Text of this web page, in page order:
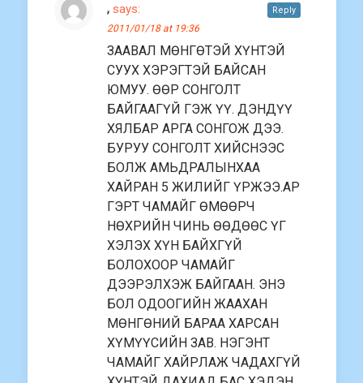
, says:
2011/01/18 at 19:36
ЗААВАЛ МӨНГӨТЭЙ ХҮНТЭЙ
СУУХ ХЭРЭГТЭЙ БАЙСАН
ЮМУУ. ӨӨР СОНГОЛТ
БАЙГААГҮЙ ГЭЖ ҮҮ. ДЭНДҮҮ
ХЯЛБАР АРГА СОНГОЖ ДЭЭ.
БУРУУ СОНГОЛТ ХИЙСНЭЭС
БОЛЖ АМЬДРАЛЫНХАА
ХАЙРАН 5 ЖИЛИЙГ ҮРЖЭЭ.АР
ГЭРТ ЧАМАЙГ ӨМӨӨРЧ
НӨХРИЙН ЧИНЬ ӨӨДӨӨС ҮГ
ХЭЛЭХ ХҮН БАЙХГҮЙ
БОЛОХООР ЧАМАЙГ
ДЭЭРЭЛХЭЖ БАЙГААН. ЭНЭ
БОЛ ОДООГИЙН ЖААХАН
МӨНГӨНИЙ БАРАА ХАРСАН
ХҮМҮҮСИЙН ЗАВ. НЭГЭНТ
ЧАМАЙГ ХАЙРЛАЖ ЧАДАХГҮЙ
Reply